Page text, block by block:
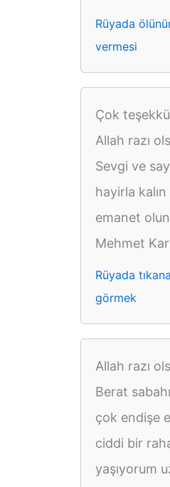
Rüyada
vermesi
Çok
Allah razı
Sevgi ve
hayirla
emanet
Mehmet
Rüyada
görmek
Allah razı
Berat
çok endişe
ciddi bir
yaşıyorum